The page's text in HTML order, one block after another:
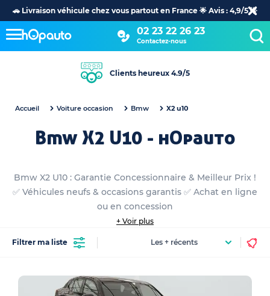
🚗 Livraison véhicule chez vous partout en France 🌟 Avis : 4,9/5 🌟
02 23 22 26 23
Contactez-nous
Clients heureux 4.9/5
Accueil Voiture occasion Bmw X2 u10
Bmw X2 U10 - hOpauto
Bmw X2 U10 : Garantie Concessionnaire & Meilleur Prix !
✅ Véhicules neufs & occasions garantis ✅ Achat en ligne
ou en concession
+ Voir plus
Filtrer ma liste